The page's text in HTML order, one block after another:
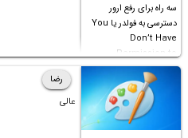
سه راه برای رفع ارور
دسترسی به فولدر یا You
Don’t Have
Permission to
Access this folder
رضا
عالی